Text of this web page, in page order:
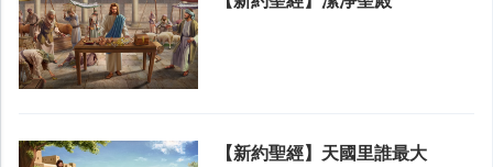
【新約聖經】天國里誰最大